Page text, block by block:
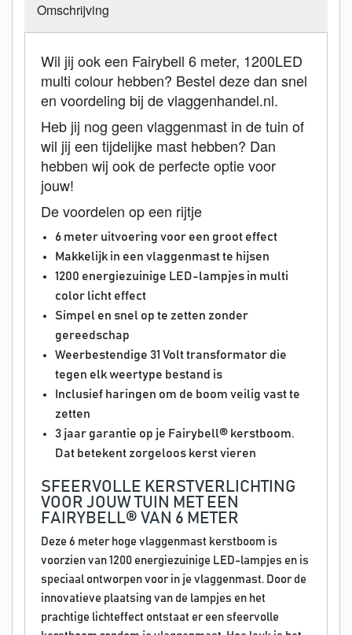
Omschrijving
Wil jij ook een Fairybell 6 meter, 1200LED
multi colour hebben? Bestel deze dan snel
en voordeling bij de vlaggenhandel.nl.
Heb jij nog geen vlaggenmast in de tuin of
wil jij een tijdelijke mast hebben? Dan
hebben wij ook de perfecte optie voor
jouw!
De voordelen op een rijtje
6 meter uitvoering voor een groot effect
Makkelijk in een vlaggenmast te hijsen
1200 energiezuinige LED-lampjes in multi
color licht effect
Simpel en snel op te zetten zonder
gereedschap
Weerbestendige 31 Volt transformator die
tegen elk weertype bestand is
Inclusief haringen om de boom veilig vast te
zetten
3 jaar garantie op je Fairybell® kerstboom.
Dat betekent zorgeloos kerst vieren
SFEERVOLLE KERSTVERLICHTING
VOOR JOUW TUIN MET EEN
FAIRYBELL® VAN 6 METER
Deze 6 meter hoge vlaggenmast kerstboom is
voorzien van 1200 energiezuinige LED-lampjes en is
speciaal ontworpen voor in je vlaggenmast. Door de
innovatieve plaatsing van de lampjes en het
prachtige lichteffect ontstaat er een sfeervolle